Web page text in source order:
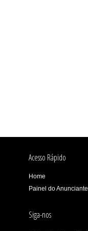
Acesso Rápido
Home
Painel do Anunciante
Siga-nos